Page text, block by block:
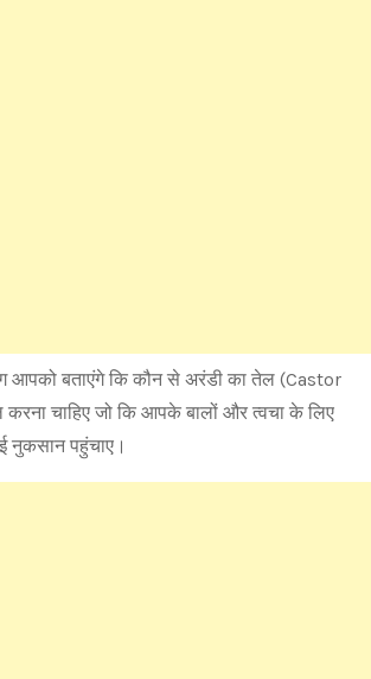
आपको बताएंगे कि कौन से अरंडी का तेल (Castor
चाहिए जो कि आपके बालों और त्वचा के लिए
नुकसान पहुंचाए।